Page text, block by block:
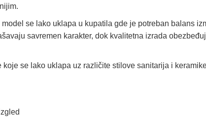
model se lako uklapa u kupatila gde je potreban balans
savremen karakter, dok kvalitetna izrada
se lako uklapa uz različite stilove sanitarija i